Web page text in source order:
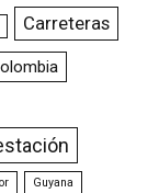
Carreteras
Guyana